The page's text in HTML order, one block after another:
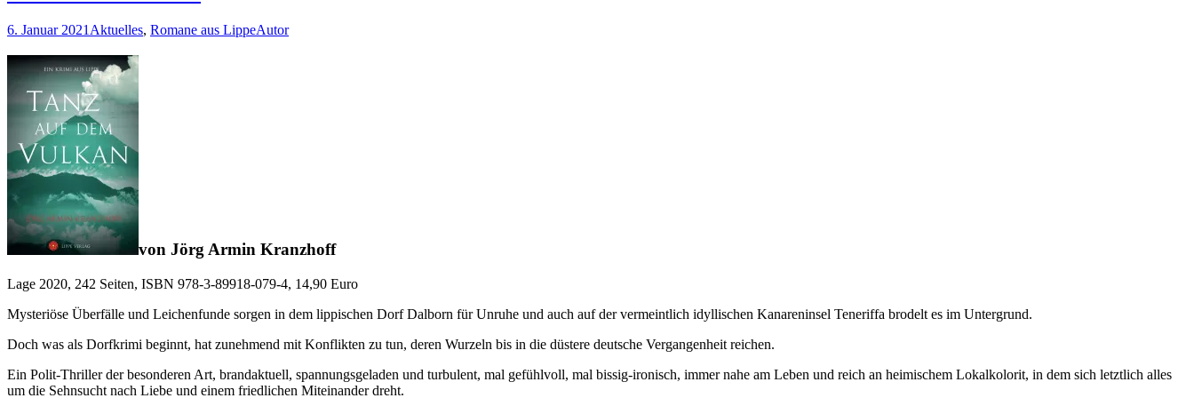
6. Januar 2021Aktuelles, Romane aus LippeAutor
von Jörg Armin Kranzhoff
Lage 2020, 242 Seiten, ISBN 978-3-89918-079-4, 14,90 Euro
Mysteriöse Überfälle und Leichenfunde sorgen in dem lippischen Dorf Dalborn für Unruhe und auch auf der vermeintlich idyllischen Kanareninsel Teneriffa brodelt es im Untergrund.
Doch was als Dorfkrimi beginnt, hat zunehmend mit Konflikten zu tun, deren Wurzeln bis in die düstere deutsche Vergangenheit reichen.
Ein Polit-Thriller der besonderen Art, brandaktuell, spannungsgeladen und turbulent, mal gefühlvoll, mal bissig-ironisch, immer nahe am Leben und reich an heimischem Lokalkolorit, in dem sich letztlich alles
um die Sehnsucht nach Liebe und einem friedlichen Miteinander dreht.